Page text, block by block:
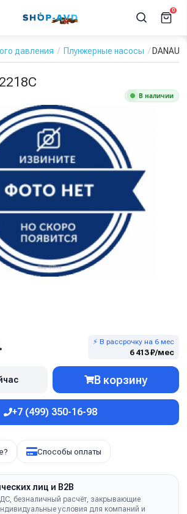
0
давления Плунжерные насосы DANAU
В наличии
⚡ В рассрочку на 6 мес
6 413 ₽/мес
В корзину
+7 (499) 350-16-98
Способы оплаты
лиц и B2B
безналичный расчёт, закрывающие
условия для компаний и